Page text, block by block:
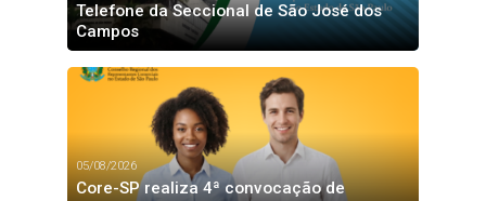
Telefone da Seccional de São José dos
Campos
05/08/2026
Core-SP realiza 4ª convocação de